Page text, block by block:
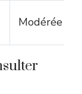
Modérée